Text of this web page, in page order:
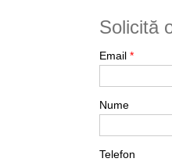
Solicită
Email *
Nume
Telefon